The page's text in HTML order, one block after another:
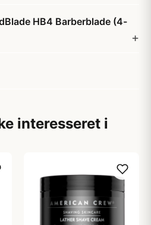
HB4 Barberblade (4-
interesseret i